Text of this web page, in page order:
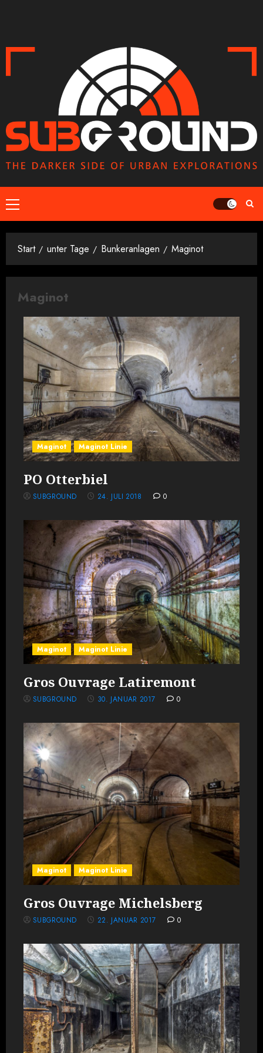
Primäres
Menü
Start unter Tage Bunkeranlagen Maginot
Maginot
Maginot Maginot Linie
PO Otterbiel
SUBGROUND 24. JULI 2018 0
Maginot Maginot Linie
Gros Ouvrage Latiremont
SUBGROUND 30. JANUAR 2017 0
Maginot Maginot Linie
Gros Ouvrage Michelsberg
SUBGROUND 22. JANUAR 2017 0